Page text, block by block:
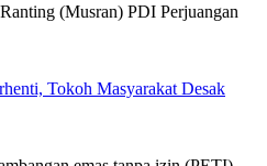
(Musran) PDI Perjuangan
Tokoh Masyarakat Desak